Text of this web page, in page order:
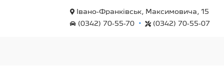
Івано-Франківськ, Максимовича, 15
(0342) 70-55-70
• (0342) 70-55-07